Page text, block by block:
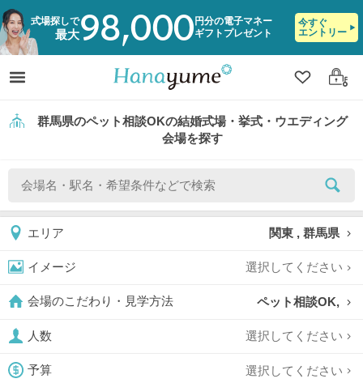
式場探しで
最大98,000 円分の電子マネー
ギフトプレゼント
今すぐ
エントリー
クリップ
ログ
群馬県のペット相談OKの結婚式場・挙式・ウエディング
会場を探す
エリア 関東 , 群馬県
イメージ 選択してください
会場のこだわり・見学方法 ペット相談OK,
人数 選択してください
予算 選択してください